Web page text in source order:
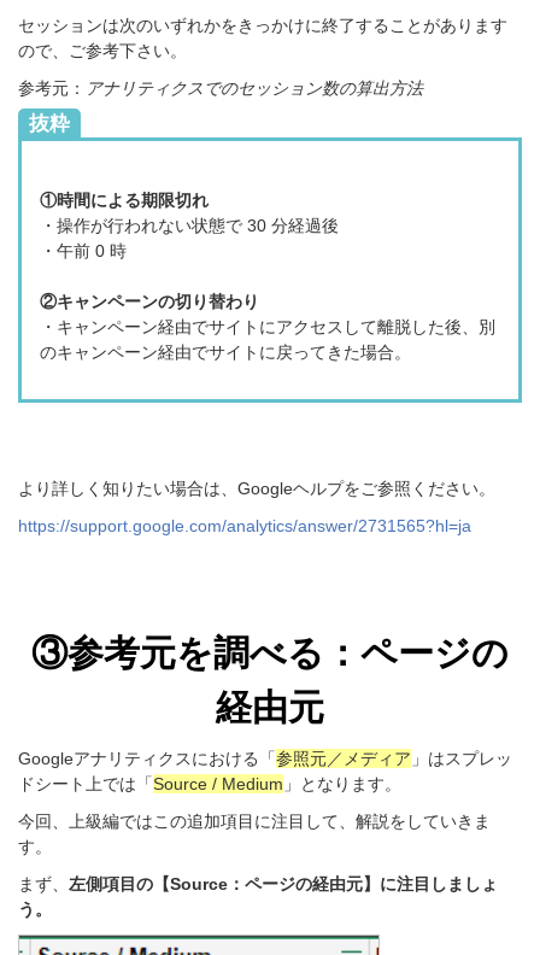
セッションは次のいずれかをきっかけに終了することがあります
ので、ご参考下さい。
参考元： アナリティクスでのセッション数の算出方法
抜粋
①時間による期限切れ
・操作が行われない状態で 30 分経過後
・午前 0 時
②キャンペーンの切り替わり
・キャンペーン経由でサイトにアクセスして離脱した後、別
のキャンペーン経由でサイトに戻ってきた場合。
より詳しく知りたい場合は、Googleヘルプをご参照ください。
https://support.google.com/analytics/answer/2731565?hl=ja
③参考元を調べる： ページの
経由元
Googleアナリティクスにおける「参照元／メディア 」はスプレッ
ドシート上では「Source / Medium 」となります。
今回、上級編ではこの追加項目に注目して、解説をしていきま
す。
まず、 左側項目の【Source：ページの経由元】に注目しましょ
う。